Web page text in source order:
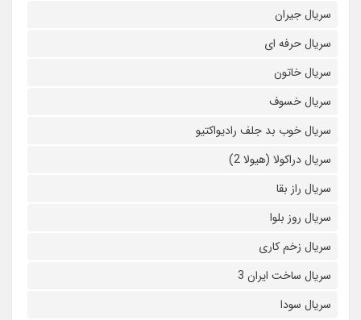
سریال جیران
سریال حرفه ای
سریال خاتون
سریال خسوف
سریال خوب بد جلف رادیواکتیو
سریال دراکولا (هیولا 2)
سریال راز بقا
سریال روز بلوا
سریال زخم کاری
سریال ساخت ایران 3
سریال سودا